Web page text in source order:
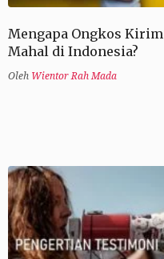
Mengapa Ongkos Kirim
Mahal di Indonesia?
Oleh Wientor Rah Mada